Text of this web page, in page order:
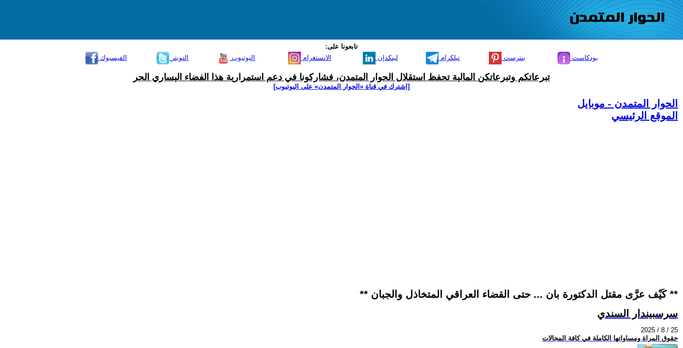
تابعونا على:
الفيسبوك
التويتر اليوتيوب الانستغرام لينكدإن تيلكرام بنترست بودكاست
تبرعاتكم وتبرعاتكن المالية تحفظ استقلال الحوار المتمدن، فشاركونا في دعم استمرارية هذا الفضاء اليساري الحر
[اشترك في قناة ‫«الحوار المتمدن» على اليوتيوب]
الحوار المتمدن - موبايل
الموقع الرئيسي
** كَيْف عرَّى مقتل الدكتورة بان ... حتى القضاء العراقي المتخاذل والجبان **
سرسبيندار السندي
2025 / 8 / 25
حقوق المراة ومساواتها الكاملة في كافة المجالات